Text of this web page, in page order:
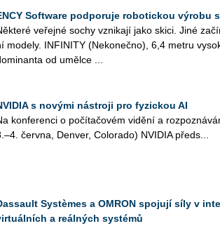
Software podporuje robotickou výrobu
ve­řej­né sochy vzni­ka­jí jako skici. Jiné
mo­de­ly. IN­FI­NI­TY (Ne­ko­neč­no), 6,4 metru
od uměl­ce ...
s novými nástroji pro fyzickou AI
kon­fe­ren­ci o po­čí­ta­čo­vém vi­dě­ní a
červ­na, De­n­ver, Co­lo­ra­do) NVI­DIA před­s...
Systèmes a OMRON spojují síly v
a reálných systémů